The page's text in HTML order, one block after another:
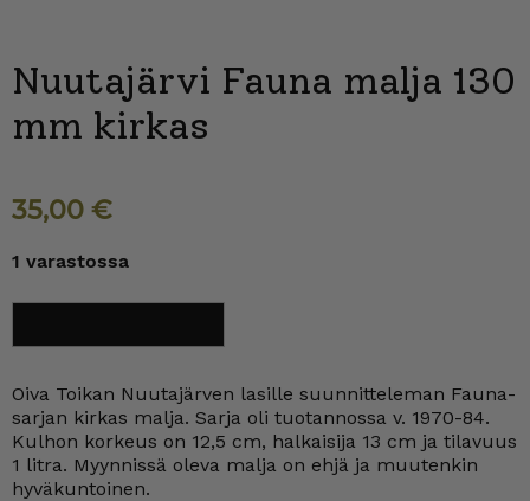
Nuutajärvi Fauna malja 130
mm kirkas
35,00 €
1 varastossa
malja
kirkas
määrä
Oiva Toikan Nuutajärven lasille suunnitteleman Fauna-
sarjan kirkas malja. Sarja oli tuotannossa v. 1970-84.
Kulhon korkeus on 12,5 cm, halkaisija 13 cm ja tilavuus
1 litra. Myynnissä oleva malja on ehjä ja muutenkin
hyväkuntoinen.